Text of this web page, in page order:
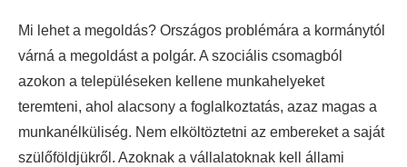
Mi lehet a megoldás? Országos problémára a kormánytól
várná a megoldást a polgár. A szociális csomagból
azokon a településeken kellene munkahelyeket
teremteni, ahol alacsony a foglalkoztatás, azaz magas a
munkanélküliség. Nem elköltöztetni az embereket a saját
szülőföldjükről. Azoknak a vállalatoknak kell állami